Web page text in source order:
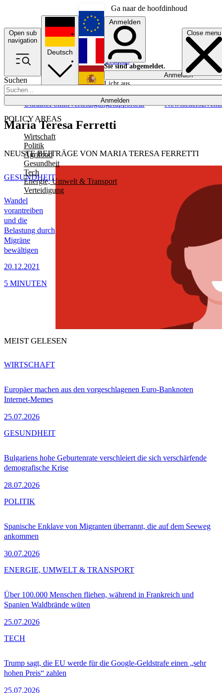
Ga naar de hoofdinhoud
Open sub
navigation
Close menu
Suchen
Anmelden
POLICY AREAS
Wirtschaft
Politik
Agrifood
Gesundheit
Tech
Energie, Umwelt & Transport
Verteidigung
UkrainePolitikVerteidigungRapporteur NewslettersEvents
Deutsch
English
Français
Anmelden
Sie sind abgemeldet.
Anmelden
Licht aus
Maria Teresa Ferretti
NEUSTE BEITRÄGE VON MARIA TERESA FERRETTI
Wandel
vorantreiben
und die
Belastung durch
Migräne
bewältigen
20.12.2021
GESUNDHEIT
5 MINUTEN
MEIST GELESEN
Europäer machen aus den vorgeschlagenen Euro-Banknoten
Internet-Memes
25.07.2026
WIRTSCHAFT
Bulgariens hohe Geburtenrate verschleiert die sich verschärfende
demografische Krise
28.07.2026
GESUNDHEIT
Spanische Enklave von Migranten überrannt, die auf dem Seeweg
ankommen
30.07.2026
POLITIK
Über 100.000 Menschen fliehen, während in Frankreich und
Spanien Waldbrände wüten
25.07.2026
ENERGIE, UMWELT & TRANSPORT
Trump sagt, die EU werde für die Google-Geldstrafe einen „sehr
hohen Preis“ zahlen
25.07.2026
TECH